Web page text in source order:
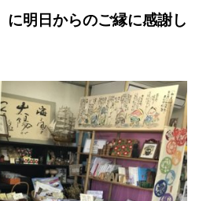
に明日からのご縁に感謝し